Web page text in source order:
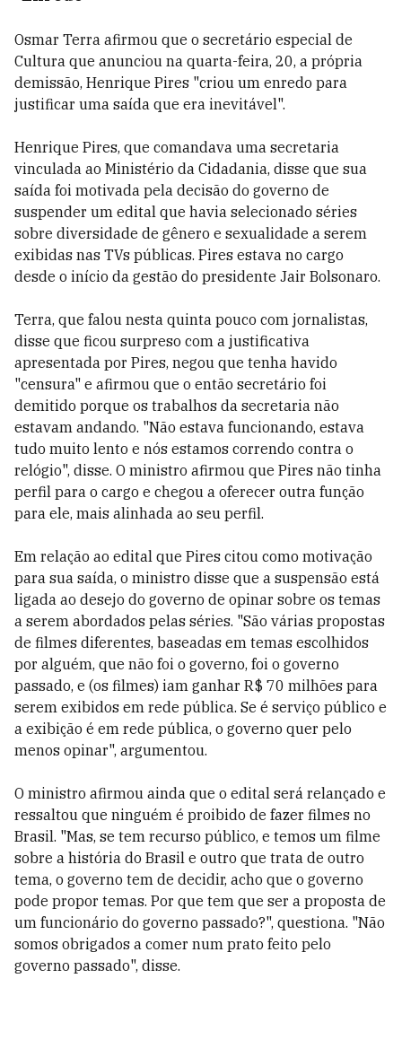
Osmar Terra afirmou que o secretário especial de
Cultura que anunciou na quarta-feira, 20, a própria
demissão, Henrique Pires "criou um enredo para
justificar uma saída que era inevitável".
Henrique Pires, que comandava uma secretaria
vinculada ao Ministério da Cidadania, disse que sua
saída foi motivada pela decisão do governo de
suspender um edital que havia selecionado séries
sobre diversidade de gênero e sexualidade a serem
exibidas nas TVs públicas. Pires estava no cargo
desde o início da gestão do presidente Jair Bolsonaro.
Terra, que falou nesta quinta pouco com jornalistas,
disse que ficou surpreso com a justificativa
apresentada por Pires, negou que tenha havido
"censura" e afirmou que o então secretário foi
demitido porque os trabalhos da secretaria não
estavam andando. "Não estava funcionando, estava
tudo muito lento e nós estamos correndo contra o
relógio", disse. O ministro afirmou que Pires não tinha
perfil para o cargo e chegou a oferecer outra função
para ele, mais alinhada ao seu perfil.
Em relação ao edital que Pires citou como motivação
para sua saída, o ministro disse que a suspensão está
ligada ao desejo do governo de opinar sobre os temas
a serem abordados pelas séries. "São várias propostas
de filmes diferentes, baseadas em temas escolhidos
por alguém, que não foi o governo, foi o governo
passado, e (os filmes) iam ganhar R$ 70 milhões para
serem exibidos em rede pública. Se é serviço público e
a exibição é em rede pública, o governo quer pelo
menos opinar", argumentou.
O ministro afirmou ainda que o edital será relançado e
ressaltou que ninguém é proibido de fazer filmes no
Brasil. "Mas, se tem recurso público, e temos um filme
sobre a história do Brasil e outro que trata de outro
tema, o governo tem de decidir, acho que o governo
pode propor temas. Por que tem que ser a proposta de
um funcionário do governo passado?", questiona. "Não
somos obrigados a comer num prato feito pelo
governo passado", disse.